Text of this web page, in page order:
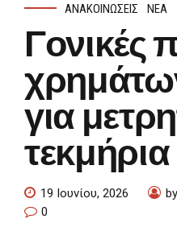
ΑΝΑΚΟΙΝΏΣΕΙΣ ΝΈΑ
Γονικές
για
τεκμήρια
19 Ιουνίου, 2026
0